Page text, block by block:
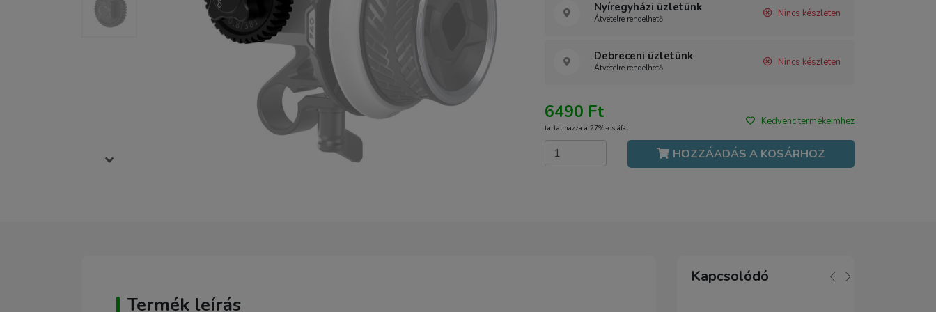
Nyíregyházi üzletünk
Átvételre rendelhető Nincs készleten
Debreceni üzletünk
Átvételre rendelhető Nincs készleten
6490 Ft
tartalmazza a 27%-os áfát
Kedvenc termékeimhez
HOZZÁADÁS A KOSÁRHOZ
Termék leírás
Kapcsolódó